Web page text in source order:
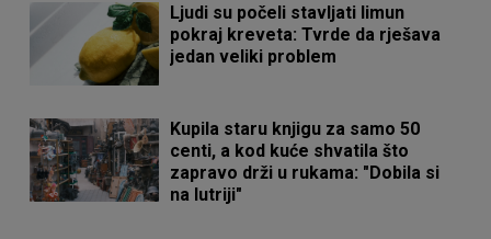
Ljudi su počeli stavljati limun
pokraj kreveta: Tvrde da rješava
jedan veliki problem
Kupila staru knjigu za samo 50
centi, a kod kuće shvatila što
zapravo drži u rukama: "Dobila si
na lutriji"